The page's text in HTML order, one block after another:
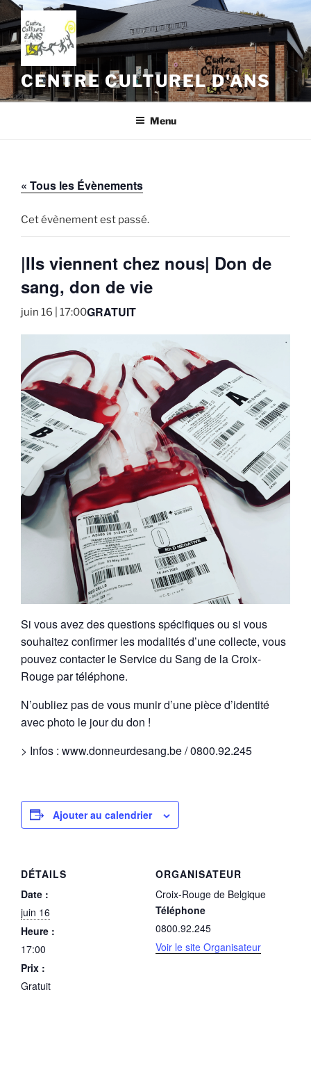
Aller
au
contenu
principal
CENTRE CULTUREL D'ANS
Menu
« Tous les Évènements
Cet évènement est passé.
|Ils viennent chez nous| Don de
sang, don de vie
juin 16 | 17:00GRATUIT
Si vous avez des questions spécifiques ou si vous
souhaitez confirmer les modalités d’une collecte, vous
pouvez contacter le Service du Sang de la Croix-
Rouge par téléphone.
N’oubliez pas de vous munir d’une pièce d’identité
avec photo le jour du don !
> Infos : www.donneurdesang.be / 0800.92.245
Ajouter au calendrier
DÉTAILS
Date :
juin 16
Heure :
17:00
Prix :
Gratuit
ORGANISATEUR
Croix-Rouge de Belgique
Téléphone
0800.92.245
Voir le site Organisateur